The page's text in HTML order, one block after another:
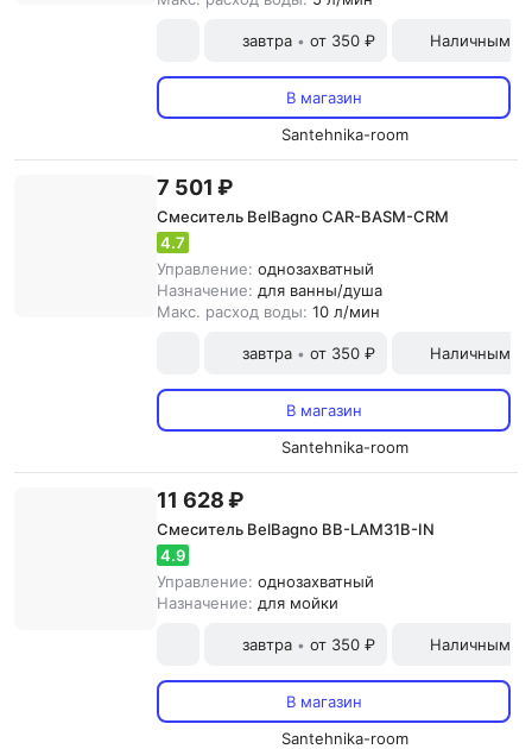
завтра • от 350 ₽ Наличными
В магазин
Santehnika-room
7 501 ₽
Смеситель BelBagno CAR-BASM-CRM
4.7
Управление: однозахватный
Назначение: для ванны/душа
Макс. расход воды: 10 л/мин
завтра • от 350 ₽ Наличными
В магазин
Santehnika-room
11 628 ₽
Смеситель BelBagno BB-LAM31B-IN
4.9
Управление: однозахватный
Назначение: для мойки
завтра • от 350 ₽ Наличными
В магазин
Santehnika-room